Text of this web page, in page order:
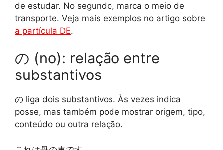
de estudar. No segundo, marca o meio de
transporte. Veja mais exemplos no artigo sobre
a partícula DE.
の (no): relação entre
substantivos
の liga dois substantivos. Às vezes indica
posse, mas também pode mostrar origem, tipo,
conteúdo ou outra relação.